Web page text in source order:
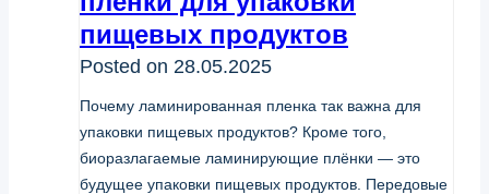
пищевых продуктов
Posted on 28.05.2025
Почему ламинированная пленка так важна для
упаковки пищевых продуктов? Кроме того,
биоразлагаемые ламинирующие плёнки — это
будущее упаковки пищевых продуктов. Передовые